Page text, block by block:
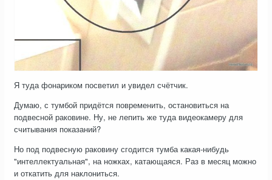
Я туда фонариком посветил и увидел счётчик.
Думаю, с тумбой придётся повременить, остановиться на
подвесной раковине. Ну, не лепить же туда видеокамеру для
считывания показаний?
Но под подвесную раковину сгодится тумба какая-нибудь
"интеллектуальная", на ножках, катающаяся. Раз в месяц можно
и откатить для наклониться.